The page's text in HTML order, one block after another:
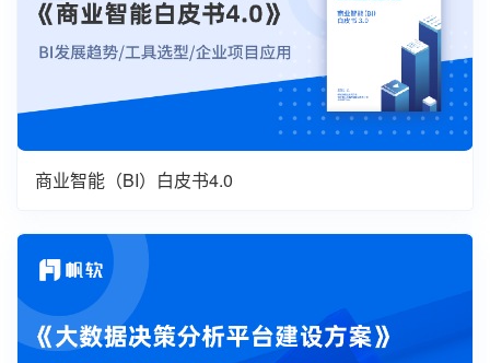
商业智能（BI）白皮书4.0